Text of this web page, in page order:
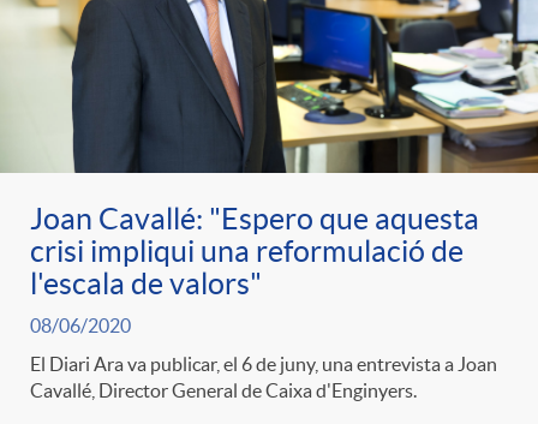
Joan Cavallé: "Espero que aquesta
crisi impliqui una reformulació de
l'escala de valors"
08/06/2020
El Diari Ara va publicar, el 6 de juny, una entrevista a Joan
Cavallé, Director General de Caixa d'Enginyers.